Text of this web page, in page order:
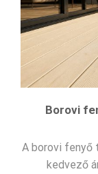
Borovi
A borovi
kedvező